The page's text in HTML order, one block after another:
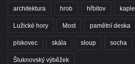
Vila Landhaus čp. 1230/6 v ulici Pod
Doubravkou v Teplicích
Jirschova vila čp. 1348/10 v ulici Pod
architektura hrob hřbitov kaple
Lužické hory Most pamětní deska
pískovec skála sloup socha
Šluknovský výběžek